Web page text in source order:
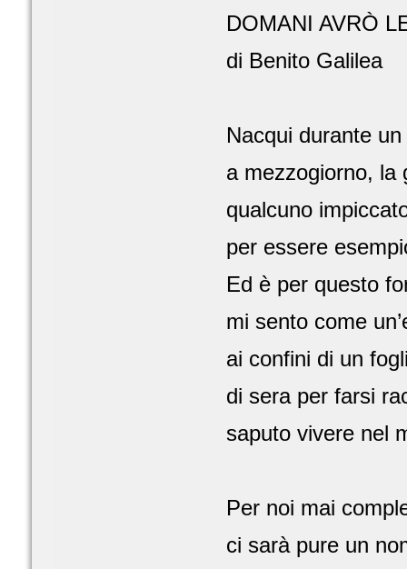
DOMANI AVRÒ
di Benito Galilea
Nacqui durante
a mezzogiorno, la
qualcuno
per essere
Ed è per questo
mi sento come
ai confini di un
di sera per farsi
saputo vivere nel
Per noi mai
ci sarà pure un